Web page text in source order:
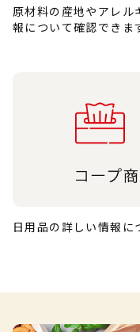
原材料の産地やアレル
報について確認できま
日用品の詳しい情報に